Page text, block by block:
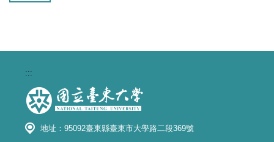
:::
地址：95092臺東縣臺東市大學路二段369號